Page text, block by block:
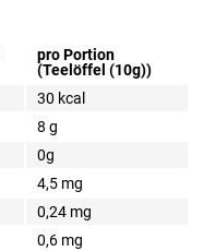
pro Portion
(Teelöffel (10g))
30 kcal
8 g
0g
4,5 mg
0,24 mg
0,6 mg